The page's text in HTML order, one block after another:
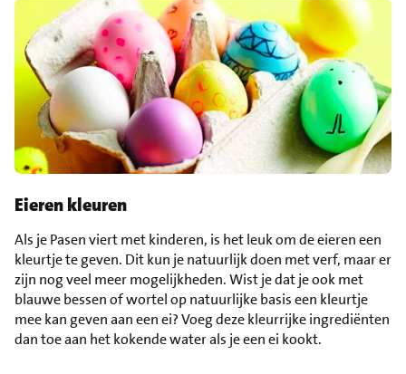
Eieren kleuren
Als je Pasen viert met kinderen, is het leuk om de eieren een
kleurtje te geven. Dit kun je natuurlijk doen met verf, maar er
zijn nog veel meer mogelijkheden. Wist je dat je ook met
blauwe bessen of wortel op natuurlijke basis een kleurtje
mee kan geven aan een ei? Voeg deze kleurrijke ingrediënten
dan toe aan het kokende water als je een ei kookt.